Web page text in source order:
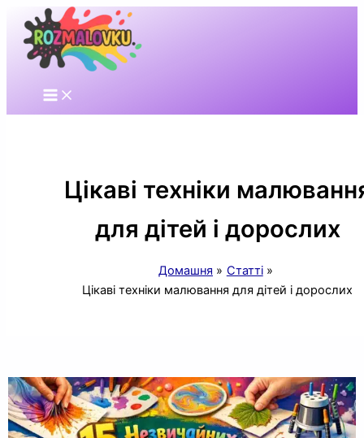
Перейти
вмісту
Цікаві техніки
для дітей і дорослих
Домашня
Статті
Цікаві техніки малювання для дітей і дорослих